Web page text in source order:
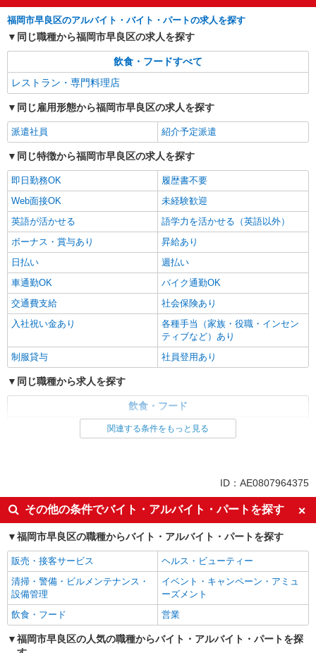
福岡市早良区のアルバイト・バイト・パートの求人を探す
同じ職種から福岡市早良区の求人を探す
飲食・フードすべて
レストラン・専門料理店
同じ雇用形態から福岡市早良区の求人を探す
派遣社員 紹介予定派遣
同じ特徴から福岡市早良区の求人を探す
即日勤務OK
履歴書不要
Web面接OK
未経験歓迎
英語が活かせる
語学力を活かせる（英語以外）
ボーナス・賞与あり
昇給あり
日払い
週払い
車通勤OK
バイク通勤OK
交通費支給
社会保険あり
入社祝い金あり
各種手当（家族・役職・インセン
ティブなど）あり
制服貸与
社員登用あり
同じ職種から求人を探す
飲食・フード
レストラン・専門料理店
ボーナス・賞与あり
日払い
車通勤OK
交通費支給
社会保険あり
社員登用あり
関連する条件をもっと見る
ID：AE0807964375
その他の条件でバイト・アルバイト・パートを探す
福岡市早良区の職種からバイト・アルバイト・パートを探す
販売・接客サービス
ヘルス・ビューティー
清掃・警備・ビルメンテナンス・
設備管理
イベント・キャンペーン・アミュ
ーズメント
飲食・フード
営業
福岡市早良区の人気の職種からバイト・アルバイト・パートを探